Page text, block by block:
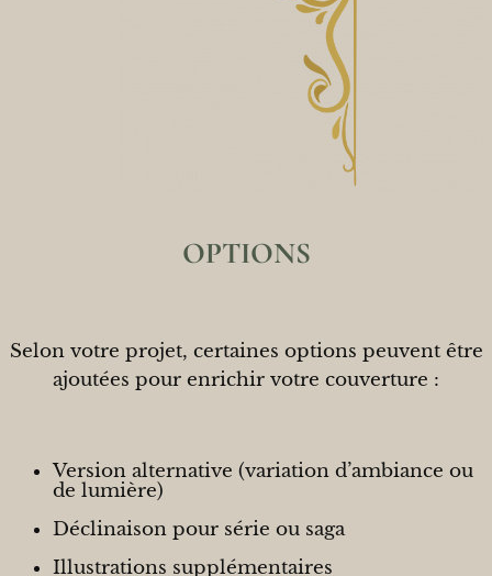
OPTIONS
Selon votre projet, certaines options peuvent être
ajoutées pour enrichir votre couverture :
Version alternative (variation d’ambiance ou
de lumière)
Déclinaison pour série ou saga
Illustrations supplémentaires